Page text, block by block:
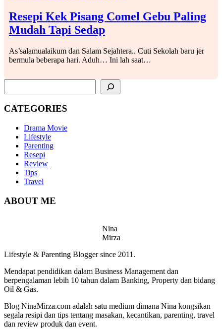
Resepi Kek Pisang Comel Gebu Paling
Mudah Tapi Sedap
As’salamualaikum dan Salam Sejahtera.. Cuti Sekolah baru jer
bermula beberapa hari. Aduh… Ini lah saat…
CATEGORIES
Drama Movie
Lifestyle
Parenting
Resepi
Review
Tips
Travel
ABOUT ME
Nina
Mirza
Lifestyle & Parenting Blogger since 2011.
Mendapat pendidikan dalam Business Management dan
berpengalaman lebih 10 tahun dalam Banking, Property dan bidang
Oil & Gas.
Blog NinaMirza.com adalah satu medium dimana Nina kongsikan
segala resipi dan tips tentang masakan, kecantikan, parenting, travel
dan review produk dan event.